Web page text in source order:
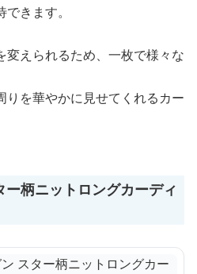
きます。
変えられるため、一枚で様々な
りを華やかに見せてくれるカー
柄ニットロングカーディ